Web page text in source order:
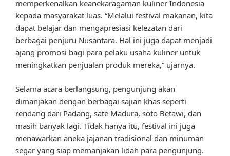
memperkenalkan keanekaragaman kuliner Indonesia
kepada masyarakat luas. “Melalui festival makanan, kita
dapat belajar dan mengapresiasi kelezatan dari
berbagai penjuru Nusantara. Hal ini juga dapat menjadi
ajang promosi bagi para pelaku usaha kuliner untuk
meningkatkan penjualan produk mereka,” ujarnya.
Selama acara berlangsung, pengunjung akan
dimanjakan dengan berbagai sajian khas seperti
rendang dari Padang, sate Madura, soto Betawi, dan
masih banyak lagi. Tidak hanya itu, festival ini juga
menawarkan aneka jajanan tradisional dan minuman
segar yang siap memanjakan lidah para pengunjung.